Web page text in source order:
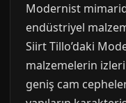
Modernist
endüstriyel
Siirt Tillo’daki
malzemelerin
geniş cam